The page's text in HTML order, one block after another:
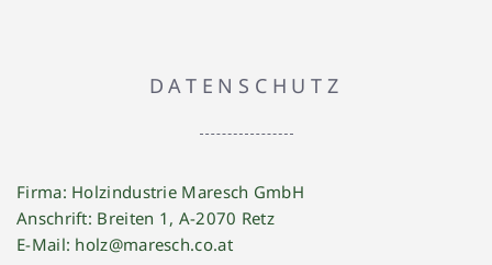
DATENSCHUTZ
Firma: Holzindustrie Maresch GmbH
Anschrift: Breiten 1, A-2070 Retz
E-Mail: holz@maresch.co.at